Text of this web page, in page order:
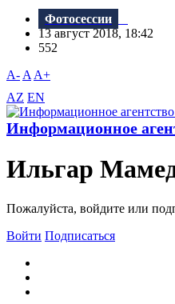
Фотосессии
13 август 2018, 18:42
552
A- A A+
AZ EN
Информационное
Ильгар
Пожалуйста, войдите или
Войти Подписаться